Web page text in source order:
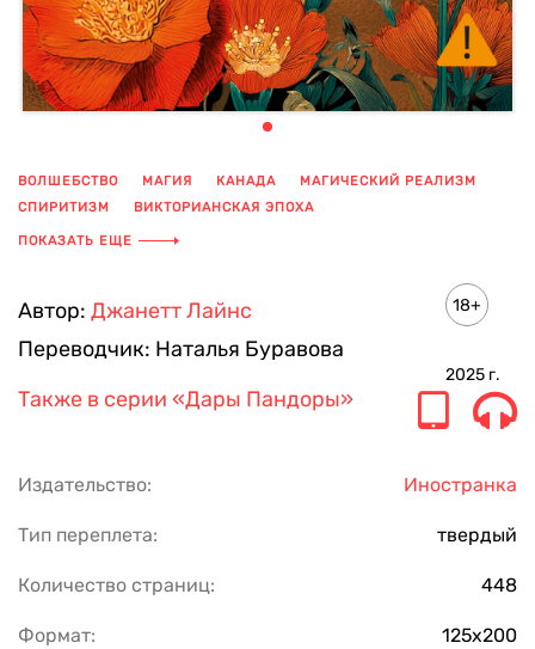
ВОЛШЕБСТВО МАГИЯ КАНАДА
МАГИЧЕСКИЙ РЕАЛИЗМ
СПИРИТИЗМ
ВИКТОРИАНСКАЯ ЭПОХА
КАНАДСКАЯ ЛИТЕРАТУРА
ПОКАЗАТЬ ЕЩЕ
Автор: Джанетт Лайнс
Переводчик: Наталья Буравова
18+
2025 г.
Также в серии «Дары Пандоры»
Издательство: Иностранка
Тип переплета: твердый
Количество страниц: 448
Формат: 125х200